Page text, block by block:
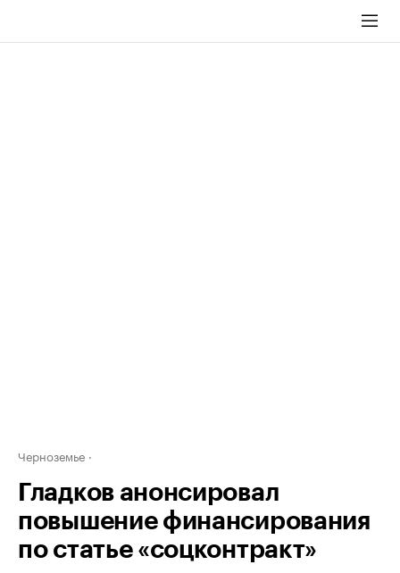
Черноземье
Гладков анонсировал
повышение финансирования
по статье «соцконтракт»